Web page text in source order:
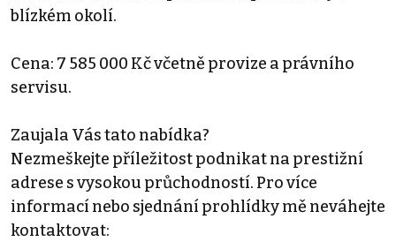
blízkém okolí.
Cena: 7 585 000 Kč včetně provize a právního
servisu.
Zaujala Vás tato nabídka?
Nezmeškejte příležitost podnikat na prestižní
adrese s vysokou průchodností. Pro více
informací nebo sjednání prohlídky mě neváhejte
kontaktovat: